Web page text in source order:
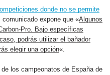
donde no se permite
comunicado expone que «Algunos
Pro. Bajo específicas
podrás utilizar el bañador
elegir una opción«.
los campeonatos de España de